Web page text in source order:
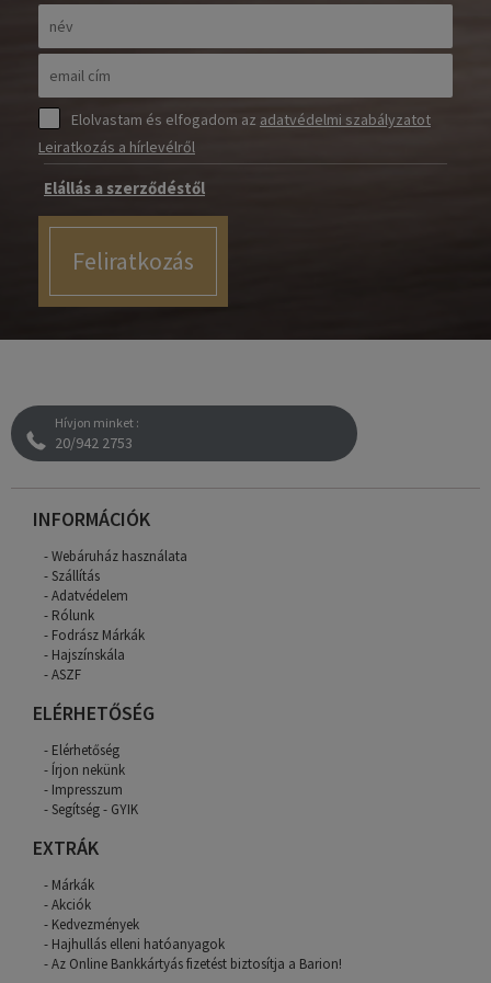
Elolvastam és elfogadom az adatvédelmi szabályzatot
Leiratkozás a hírlevélről
Elállás a szerződéstől
Feliratkozás
Hívjon minket :
20/942 2753
INFORMÁCIÓK
Webáruház használata
Szállítás
Adatvédelem
Rólunk
Fodrász Márkák
Hajszínskála
ASZF
ELÉRHETŐSÉG
Elérhetőség
Írjon nekünk
Impresszum
Segítség - GYIK
EXTRÁK
Márkák
Akciók
Kedvezmények
Hajhullás elleni hatóanyagok
Az Online Bankkártyás fizetést biztosítja a Barion!